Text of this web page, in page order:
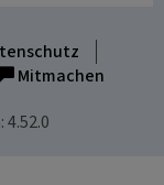
Mitmachen
4.52.0